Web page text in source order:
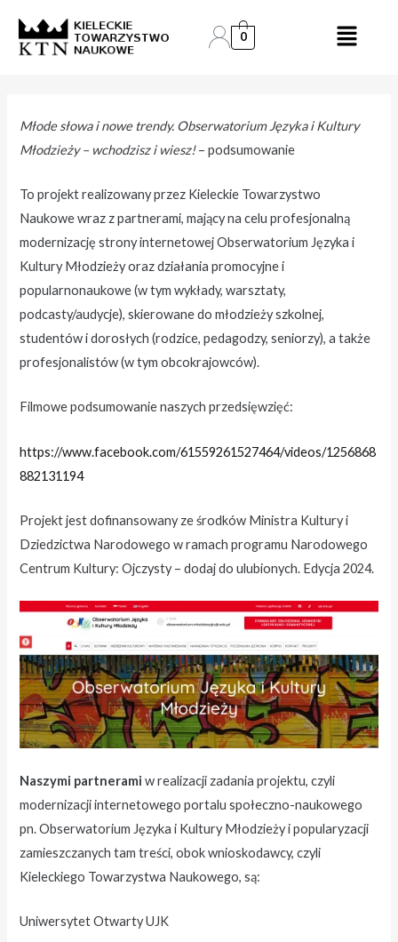
content
0
Młode słowa i nowe trendy. Obserwatorium Języka i Kultury
Młodzieży – wchodzisz i wiesz!– podsumowanie
To projekt realizowany przez Kieleckie Towarzystwo
Naukowe wraz z partnerami, mający na celu profesjonalną
modernizację strony internetowej Obserwatorium Języka i
Kultury Młodzieży oraz działania promocyjne i
popularnonaukowe (w tym wykłady, warsztaty,
podcasty/audycje), skierowane do młodzieży szkolnej,
studentów i dorosłych (rodzice, pedagodzy, seniorzy), a także
profesjonalistów (w tym obcokrajowców).
Filmowe podsumowanie naszych przedsięwzięć:
https://www.facebook.com/61559261527464/videos/1256868
882131194
Projekt jest dofinansowany ze środków Ministra Kultury i
Dziedzictwa Narodowego w ramach programu Narodowego
Centrum Kultury: Ojczysty – dodaj do ulubionych. Edycja 2024.
Naszymi partnerami w realizacji zadania projektu, czyli
modernizacji internetowego portalu społeczno-naukowego
pn. Obserwatorium Języka i Kultury Młodzieży i popularyzacji
zamieszczanych tam treści, obok wnioskodawcy, czyli
Kieleckiego Towarzystwa Naukowego, są:
Uniwersytet Otwarty UJK
navigation